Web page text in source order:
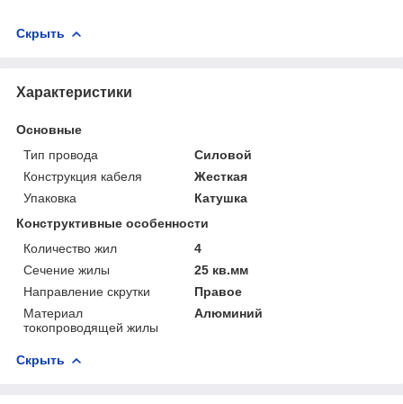
Скрыть
Характеристики
Основные
Тип провода
Силовой
Конструкция кабеля
Жесткая
Упаковка
Катушка
Конструктивные особенности
Количество жил
4
Сечение жилы
25 кв.мм
Направление скрутки
Правое
Материал
токопроводящей жилы
Алюминий
Скрыть